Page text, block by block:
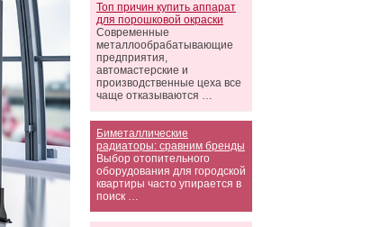
Топ причин купить аппарат
для порошковой окраски
Современные
металлообрабатывающие
предприятия,
автомастерские и
производственные цеха все
чаще отказываются …
Биметаллические
радиаторы: сравним бренды
Выбор отопительного
оборудования для городской
квартиры часто упирается в
поиск …